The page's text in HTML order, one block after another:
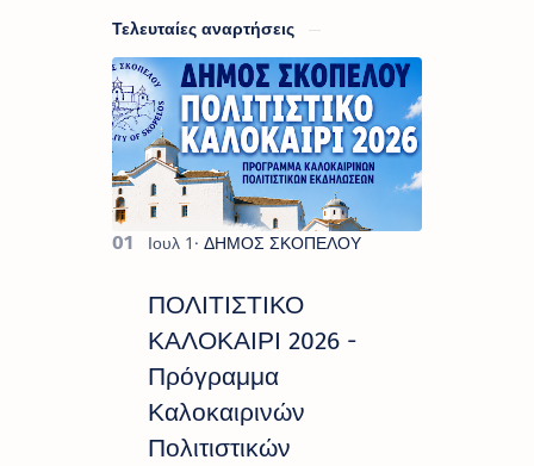
Τελευταίες αναρτήσεις
ΠΟΛΙΤΙΣΤΙΚΟ
ΚΑΛΟΚΑΙΡΙ 2026 -
Πρόγραμμα
Καλοκαιρινών
Πολιτιστικών